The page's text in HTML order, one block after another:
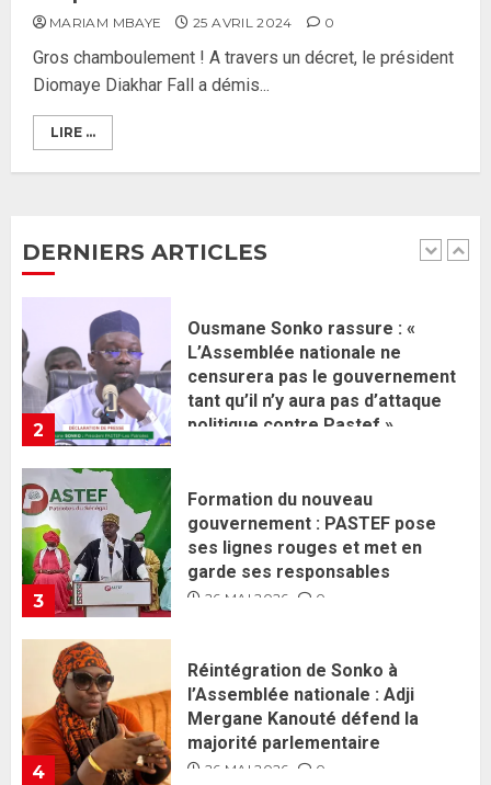
MARIAM MBAYE 25 AVRIL 2024 0
Gros chamboulement ! A travers un décret, le président
Diomaye Diakhar Fall a démis...
LIRE ...
DERNIERS ARTICLES
1
une équipe de mission de 30
membres
2 JUIN 2026
2
politique contre Pastef »
3
Formation du nouveau
gouvernement : PASTEF pose
ses lignes rouges et met en
garde ses responsables
26 MAI 2026 0
4
Réintégration de Sonko à
l’Assemblée nationale : Adji
Mergane Kanouté défend la
majorité parlementaire
26 MAI 2026 0
5
Guy Marius Sagna inquiet après la
nomination d’Al Aminou Lo : «
J’espère me tromper »
26 MAI 2026 0